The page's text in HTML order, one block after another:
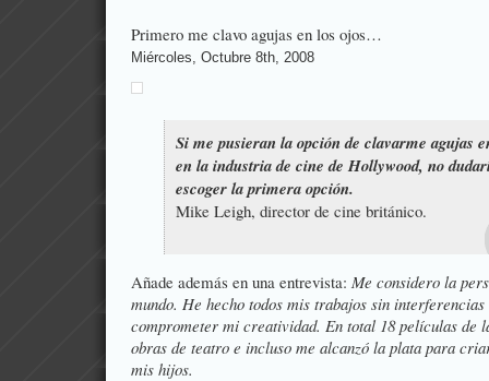
Primero me clavo agujas en los ojos…
Miércoles, Octubre 8th, 2008
Si me pusieran la opción de clavarme agujas
en la industria de cine de Hollywood, no
escoger la primera opción.
Mike Leigh, director de cine británico.
Añade además en una entrevista: Me considero la
mundo. He hecho todos mis trabajos sin
comprometer mi creatividad. En total 18 películas de
obras de teatro e incluso me alcanzó la plata para
mis hijos.